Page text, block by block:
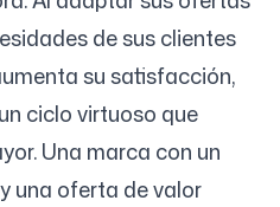
de sus clientes
su satisfacción,
ciclo virtuoso que
Una marca con un
una oferta de valor